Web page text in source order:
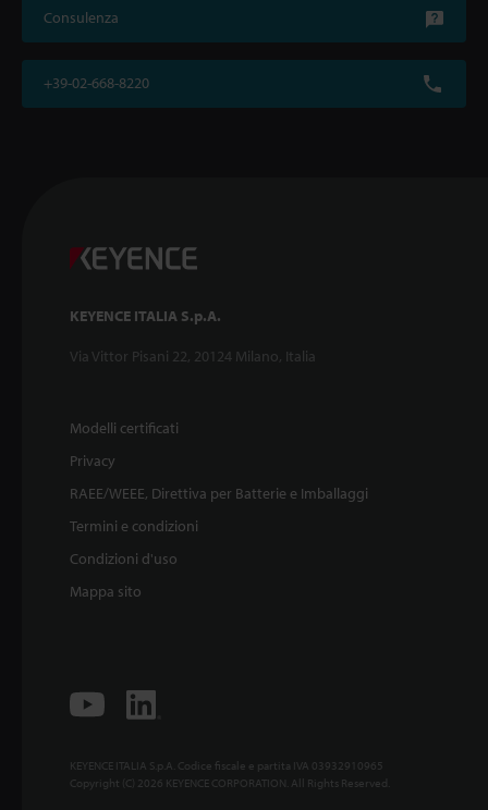
Consulenza
+39-02-668-8220
KEYENCE ITALIA S.p.A.
Via Vittor Pisani 22, 20124 Milano, Italia
Modelli certificati
Privacy
RAEE/WEEE, Direttiva per Batterie e Imballaggi
Termini e condizioni
Condizioni d'uso
Mappa sito
KEYENCE ITALIA S.p.A. Codice fiscale e partita IVA 03932910965
Copyright (C) 2026 KEYENCE CORPORATION. All Rights Reserved.